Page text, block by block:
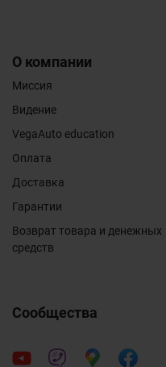
О компании
Миссия
Видение
VegaAuto education
Оплата
Доставка
Гарантии
Возврат товара и денежных
средств
Сообщества